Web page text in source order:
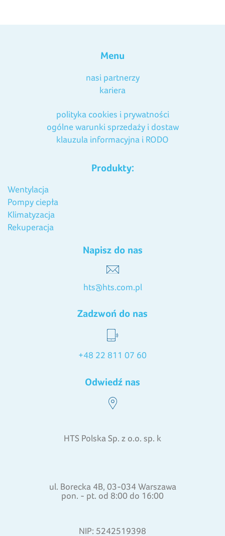
Menu
nasi partnerzy
kariera
polityka cookies i prywatności
ogólne warunki sprzedaży i dostaw
klauzula informacyjna i RODO
Produkty:
Wentylacja
Pompy ciepła
Klimatyzacja
Rekuperacja
Napisz do nas
hts@hts.com.pl
Zadzwoń do nas
+48 22 811 07 60
Odwiedź nas
HTS Polska Sp. z o.o. sp. k
ul. Borecka 4B, 03-034 Warszawa
pon. - pt. od 8:00 do 16:00
NIP: 5242519398